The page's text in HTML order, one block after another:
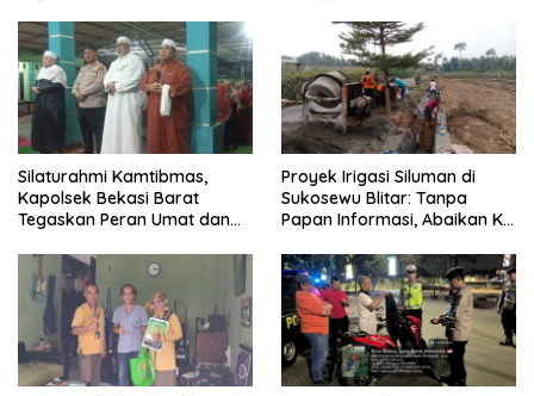
Dugaan Penganiayaan
Pembangunan
Silaturahmi Kamtibmas,
Kapolsek Bekasi Barat
Tegaskan Peran Umat dan
Kondusivitas Wilayah
Proyek Irigasi Siluman di
Sukosewu Blitar: Tanpa
Papan Informasi, Abaikan K3,
Tanggung Jawab